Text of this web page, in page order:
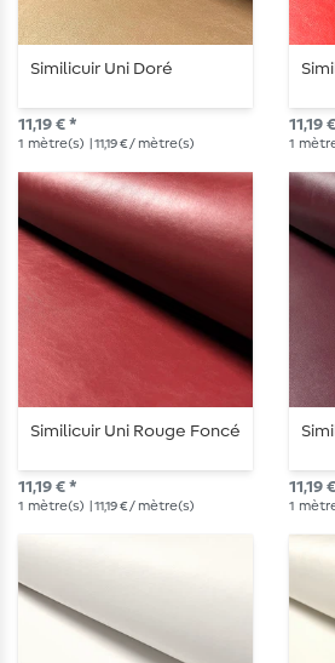
Similicuir Uni Doré
11,19 € *
1 mètre(s) | 11,19 € / mètre(s)
11,19
1
Similicuir Uni Rouge Foncé
11,19 € *
1 mètre(s) | 11,19 € / mètre(s)
11,19
1